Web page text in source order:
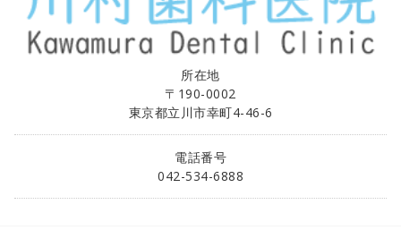
所在地
〒190-0002
東京都立川市幸町4-46-6
電話番号
042-534-6888